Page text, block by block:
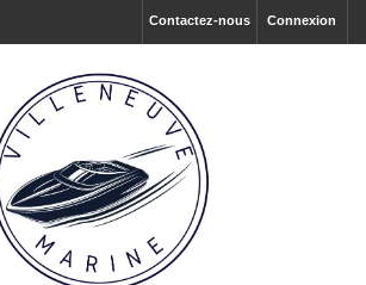
Connexion
Contactez-nous